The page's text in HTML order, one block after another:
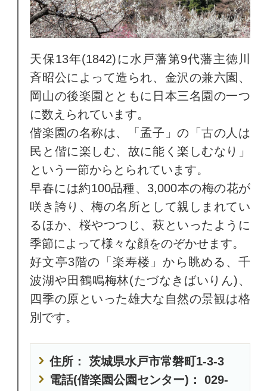
天保13年(1842)に水戸藩第9代藩主徳川
斉昭公によって造られ、金沢の兼六園、
岡山の後楽園とともに日本三名園の一つ
に数えられています。
偕楽園の名称は、「孟子」の「古の人は
民と偕に楽しむ、故に能く楽しむなり」
という一節からとられています。
早春には約100品種、3,000本の梅の花が
咲き誇り、梅の名所として親しまれてい
るほか、桜やつつじ、萩といったように
季節によって様々な顔をのぞかせます。
好文亭3階の「楽寿楼」から眺める、千
波湖や田鶴鳴梅林(たづなきばいりん)、
四季の原といった雄大な自然の景観は格
別です。
住所： 茨城県水戸市常磐町1-3-3
電話(偕楽園公園センター)： 029-